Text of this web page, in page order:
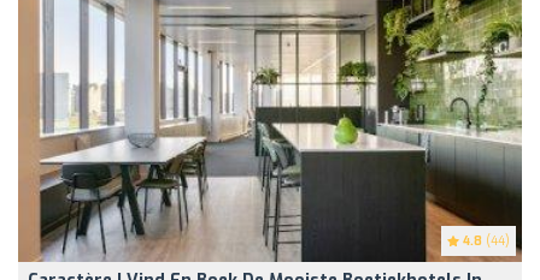
4.8 (44)